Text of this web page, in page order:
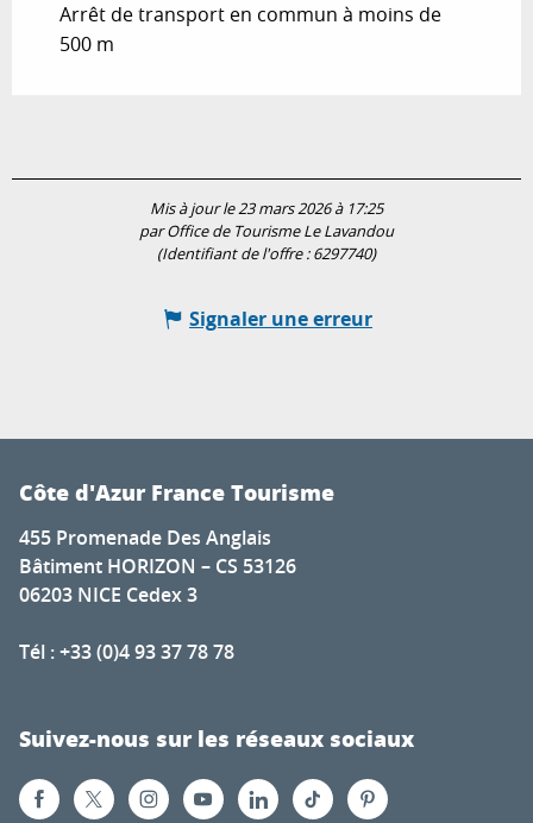
Arrêt de transport en commun à moins de
500 m
Mis à jour le 23 mars 2026 à 17:25
par Office de Tourisme Le Lavandou
(Identifiant de l'offre :6297740)
Signaler une erreur
Côte d'Azur France Tourisme
455 Promenade Des Anglais
Bâtiment HORIZON – CS 53126
06203 NICE Cedex 3
Tél : +33 (0)4 93 37 78 78
Suivez-nous sur les réseaux sociaux